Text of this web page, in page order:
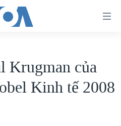
Krugman của
Kinh tế 2008